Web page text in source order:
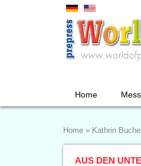
Home
Home » Kathrin
AUS DEN